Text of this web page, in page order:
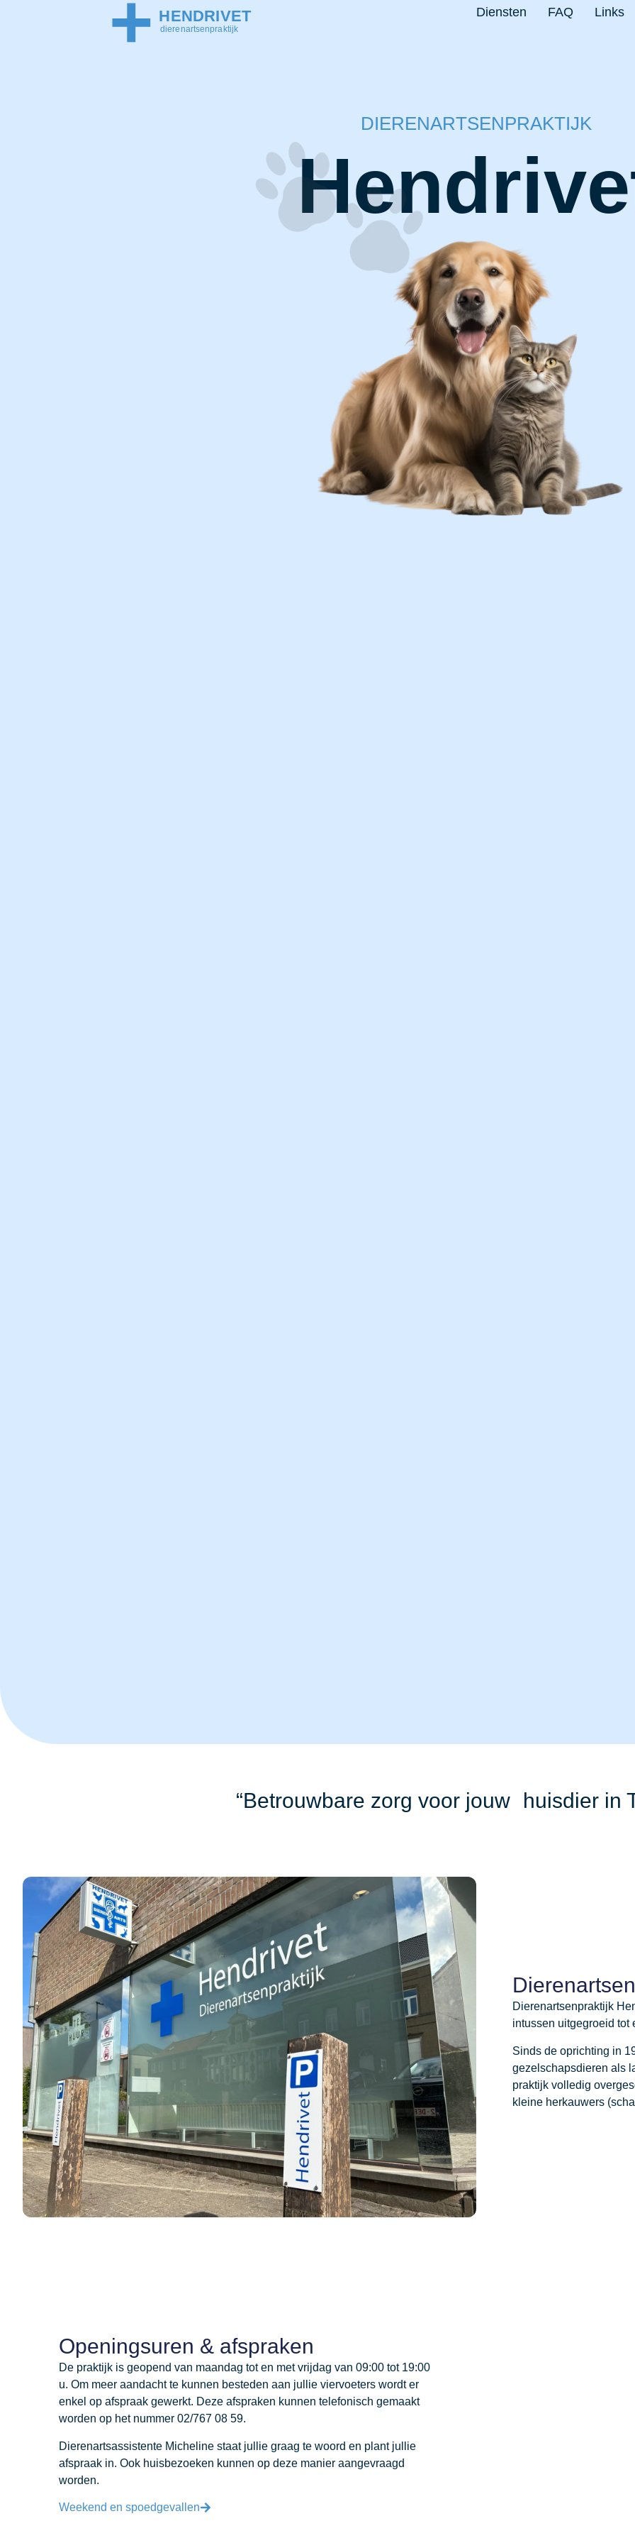
Diensten FAQ Links
DIERENARTSENPRAKTIJK
“Betrouwbare zorg voor jouw huisdier in
Dierenartsenpraktijk
intussen uitgegroeid tot
Sinds de oprichting in
gezelschapsdieren als
praktijk volledig
kleine herkauwers
Openingsuren & afspraken
De praktijk is geopend van maandag tot en met vrijdag van 09:00 tot 19:00
u. Om meer aandacht te kunnen besteden aan jullie viervoeters wordt er
enkel op afspraak gewerkt. Deze afspraken kunnen telefonisch gemaakt
worden op het nummer 02/767 08 59.
Dierenartsassistente Micheline staat jullie graag te woord en plant jullie
afspraak in. Ook huisbezoeken kunnen op deze manier aangevraagd
worden.
Weekend en spoedgevallen